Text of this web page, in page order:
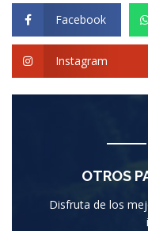
Facebook
Instagram
OTROS
Disfruta de los